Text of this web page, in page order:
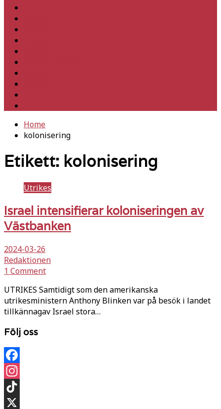
Home
kolonisering
Etikett: kolonisering
Utrikes
Israel intensifierar koloniseringen av
Västbanken
2024-03-26
Redaktionen
1 Comment
UTRIKES Samtidigt som den amerikanska
utrikesministern Anthony Blinken var på besök i landet
tillkännagav Israel stora…
Följ oss
Facebook
Instagram
TikTok